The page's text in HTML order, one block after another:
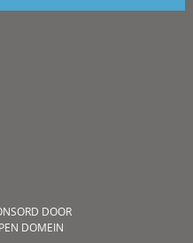
DOOR
DOMEIN